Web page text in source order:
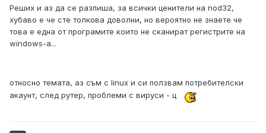
Реших и аз да се разпиша, за всички ценители на nod32,
хубаво е че сте толкова доволни, но вероятно не знаете че
това е една от програмите които не сканират регистрите на
windows-a...
относно темата, аз съм с linux и си ползвам потребителски
акаунт, след рутер, проблеми с вируси - ц